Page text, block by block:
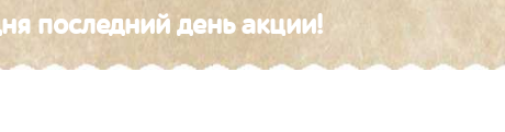
последний день акции!